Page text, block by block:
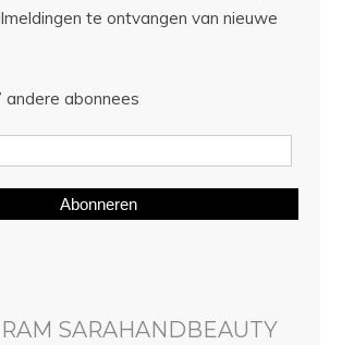
te ontvangen van nieuwe
abonnees
Abonneren
SARAHANDBEAUTY